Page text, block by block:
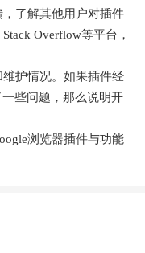
了解其他用户对插件
Overflow等平台，
护情况。如果插件经
些问题，那么说明开
浏览器插件与功能